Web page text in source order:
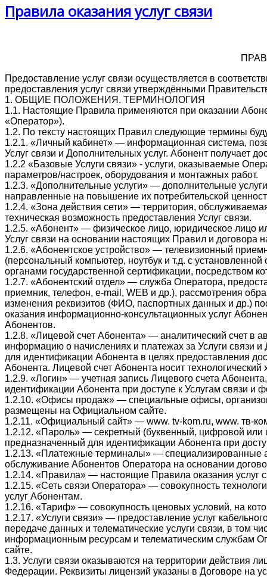
Правила оказания услуг связи
Предоставление услуг связи осуществляется в
предоставления услуг связи утверждёнными
1. ОБЩИЕ ПОЛОЖЕНИЯ. ТЕРМИНОЛОГИЯ
1.1. Настоящие Правила применяются при оказании
«Оператор»).
1.2. По тексту настоящих Правил следующие термины
1.2.1. «Личный кабинет» — информационная система,
Услуг связи и Дополнительных услуг. Абонент получает
1.2.2 «Базовые Услуги связи» - услуги, оказываемые
параметров/настроек, оборудования и монтажных работ.
1.2.3. «Дополнительные услуги» — дополнительные
направленные на повышение их потребительской
1.2.4. «Зона действия сети» — территория,
техническая возможность предоставления Услуг связи.
1.2.5. «Абонент» — физическое лицо, юридическое лицо
Услуг связи на основании настоящих Правил и договора
1.2.6. «Абонентское устройство» — телевизионный
(персональный компьютер, ноутбук и т.д. с
органами государственной сертификации, посредством
1.2.7. «Абонентский отдел» — служба Оператора,
приемник, телефон, e-mail, WEB и др.), рассмотрения
изменения реквизитов (ФИО, паспортных данных и др.)
оказания информационно-консультационных услуг
Абонентов.
1.2.8. «Лицевой счет Абонента» — аналитический счет в
информацию о начислениях и платежах за Услуги связи
для идентификации Абонента в целях предоставления
Абонента. Лицевой счет Абонента носит технологический
1.2.9. «Логин» — учетная запись Лицевого счета
идентификации Абонента при доступе к Услугам связи и
1.2.10. «Офисы продаж» — специальные офисы,
размещены на Официальном сайте.
1.2.11. «Официальный сайт» — www. tv-kom.ru, www. тв-
1.2.12. «Пароль» — секретный (буквенный, цифровой
предназначенный для идентификации Абонента при
1.2.13. «Платежные терминалы» — специализированные
обслуживание Абонентов Оператора на основании
1.2.14. «Правила» — настоящие Правила оказания услуг
1.2.15. «Сеть связи Оператора» — совокупность
услуг Абонентам.
1.2.16. «Тариф» — совокупность ценовых условий, на
1.2.17. «Услуги связи» — предоставление услуг
передаче данных и телематические услуги связи, в том
информационным ресурсам и телематическим службам
сайте.
1.3. Услуги связи оказываются на территории действия
Федерации. Реквизиты лицензий указаны в Договоре на